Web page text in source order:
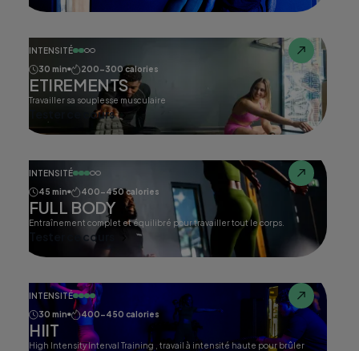
INTENSITÉ
30 min
200-300 calories
ETIREMENTS
Travailler sa souplesse musculaire
Tester ce cours
INTENSITÉ
45 min
400-450 calories
FULL BODY
Entraînement complet et équilibré pour travailler tout le corps.
Tester ce cours
INTENSITÉ
30 min
400-450 calories
HIIT
High Intensity Interval Training , travail à intensité haute pour brûler